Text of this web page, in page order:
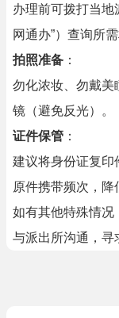
办理前可拨打当地
网通办”）查询所
拍照准备 ：
勿化浓妆、勿戴美
镜（避免反光）。
证件保管 ：
建议将身份证复印
原件携带频次，降
如有其他特殊情况
与派出所沟通，寻